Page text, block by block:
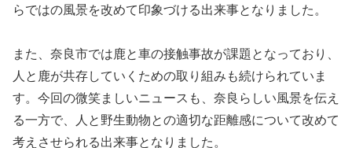
らではの風景を改めて印象づける出来事となりました。
また、奈良市では鹿と車の接触事故が課題となっており、
人と鹿が共存していくための取り組みも続けられていま
す。今回の微笑ましいニュースも、奈良らしい風景を伝え
る一方で、人と野生動物との適切な距離感について改めて
考えさせられる出来事となりました。